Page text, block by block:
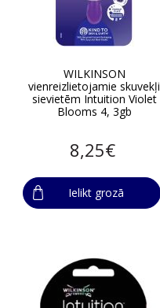
WILKINSON
vienreizlietojamie skuvekļi
sievietēm Intuition Violet
Blooms 4, 3gb
8,25€
Ielikt grozā